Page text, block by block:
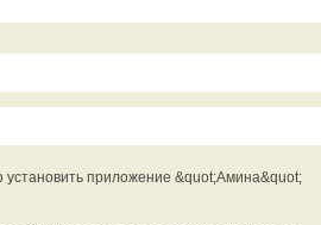
установить приложение &quot;Амина&quot;